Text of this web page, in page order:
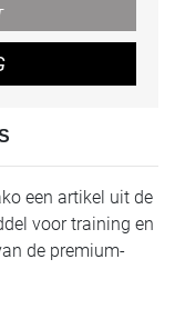
een artikel uit de
voor training en
de premium-